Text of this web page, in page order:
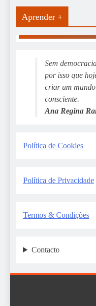
Aprender +
Aprender Mais
Sem
por isso que
criar um
consciente.
Ana Regina
Política de Cookies
Política de Privacidade
Termos & Condições
Contacto